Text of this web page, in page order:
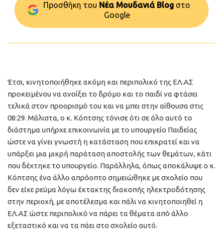
Προσθήκη του Νέα Μουδανιά Blog στo
Google
Έτσι, κινητοποιήθηκε ακόμη και περιπολικό της ΕΛ.ΑΣ
προκειμένου να ανοίξει το δρόμο και το παιδί να φτάσει
τελικά στον προορισμό του και να μπει στην αίθουσα στις
08:29. Μάλιστα, ο κ. Κόπτσης τόνισε ότι σε όλο αυτό το
διάστημα υπήρχε επικοινωνία με το υπουργείο Παιδείας
ώστε να γίνει γνωστή η κατάσταση που επικρατεί και να
υπάρξει μια μικρή παράταση αποστολής των θεμάτων, κάτι
που δέχτηκε το υπουργείο. Παράλληλα, όπως αποκάλυψε ο κ.
Κόπτσης ένα άλλο απρόοπτο σημειώθηκε με σχολείο που
δεν είχε ρεύμα λόγω έκτακτης διακοπής ηλεκτροδότησης
στην περιοχή, με αποτέλεσμα και πάλι να κινητοποιηθεί η
ΕΛ.ΑΣ ώστε περιπολικό να πάρει τα θέματα από άλλο
εξεταστικό και να τα πάει στο σχολείο αυτό.